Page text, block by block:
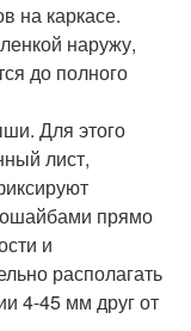
на каркасе.
наружу,
до полного
Для этого
лист,
прямо
и
располагать
4-45 мм друг от